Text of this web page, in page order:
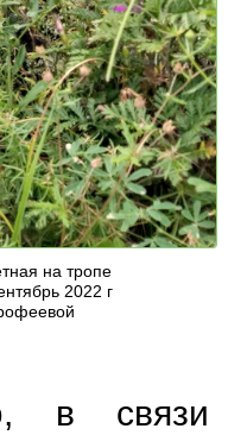
на тропе
2022 г
в связи с